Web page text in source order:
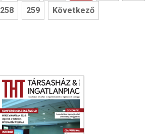
258 259 Következő